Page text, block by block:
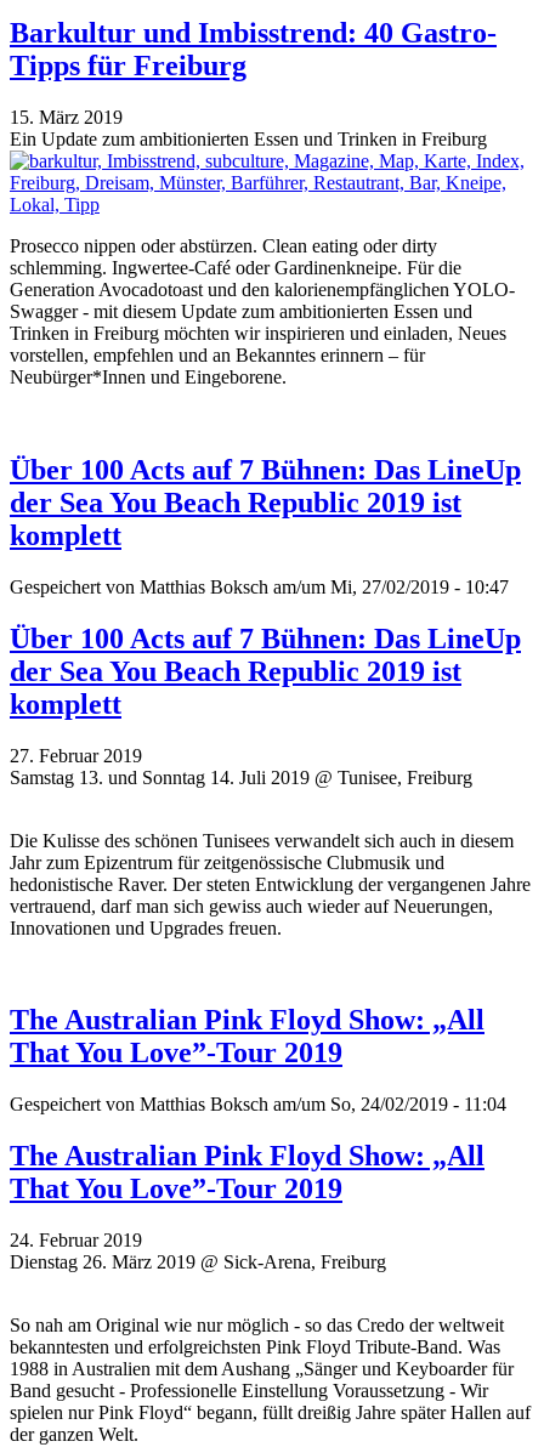
Barkultur und Imbisstrend: 40 Gastro-
Tipps für Freiburg
15. März 2019
Ein Update zum ambitionierten Essen und Trinken in Freiburg
Prosecco nippen oder abstürzen. Clean eating oder dirty
schlemming. Ingwertee-Café oder Gardinenkneipe. Für die
Generation Avocadotoast und den kalorienempfänglichen YOLO-
Swagger - mit diesem Update zum ambitionierten Essen und
Trinken in Freiburg möchten wir inspirieren und einladen, Neues
vorstellen, empfehlen und an Bekanntes erinnern – für
Neubürger*Innen und Eingeborene.
Über 100 Acts auf 7 Bühnen: Das LineUp
der Sea You Beach Republic 2019 ist
komplett
Gespeichert von Matthias Boksch am/um Mi, 27/02/2019 - 10:47
Über 100 Acts auf 7 Bühnen: Das LineUp
der Sea You Beach Republic 2019 ist
komplett
27. Februar 2019
Samstag 13. und Sonntag 14. Juli 2019 @ Tunisee, Freiburg
Die Kulisse des schönen Tunisees verwandelt sich auch in diesem
Jahr zum Epizentrum für zeitgenössische Clubmusik und
hedonistische Raver. Der steten Entwicklung der vergangenen Jahre
vertrauend, darf man sich gewiss auch wieder auf Neuerungen,
Innovationen und Upgrades freuen.
The Australian Pink Floyd Show: „All
That You Love”-Tour 2019
Gespeichert von Matthias Boksch am/um So, 24/02/2019 - 11:04
The Australian Pink Floyd Show: „All
That You Love”-Tour 2019
24. Februar 2019
Dienstag 26. März 2019 @ Sick-Arena, Freiburg
So nah am Original wie nur möglich - so das Credo der weltweit
bekanntesten und erfolgreichsten Pink Floyd Tribute-Band. Was
1988 in Australien mit dem Aushang „Sänger und Keyboarder für
Band gesucht - Professionelle Einstellung Voraussetzung - Wir
spielen nur Pink Floyd“ begann, füllt dreißig Jahre später Hallen auf
der ganzen Welt.